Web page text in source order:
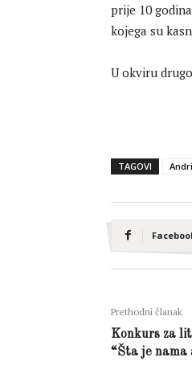
prije 10
kojega su
U okviru
TAGOVI
Prethodni članak
Konkurs za
“Šta je nama